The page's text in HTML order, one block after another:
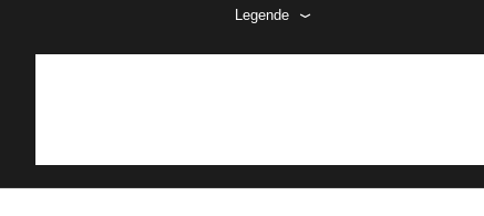
Legende